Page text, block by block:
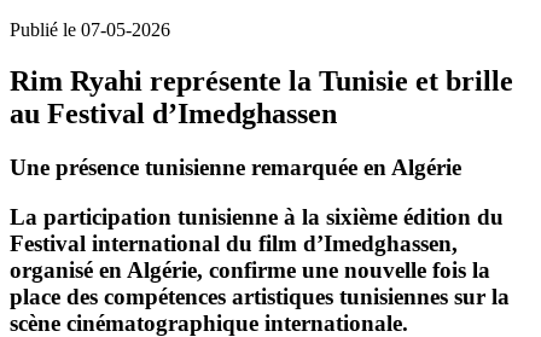
Publié le 07-05-2026
Rim Ryahi représente la Tunisie et brille
au Festival d’Imedghassen
Une présence tunisienne remarquée en Algérie
La participation tunisienne à la sixième édition du
Festival international du film d’Imedghassen,
organisé en Algérie, confirme une nouvelle fois la
place des compétences artistiques tunisiennes sur la
scène cinématographique internationale.